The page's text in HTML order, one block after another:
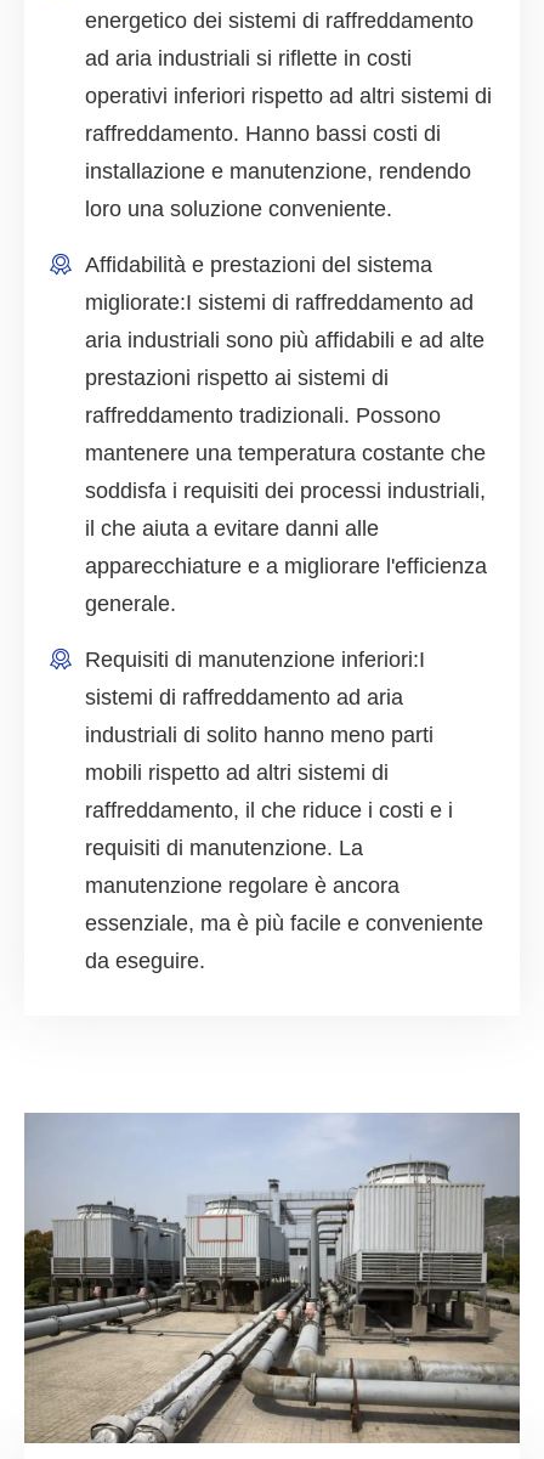
energetico dei sistemi di raffreddamento
ad aria industriali si riflette in costi
operativi inferiori rispetto ad altri sistemi di
raffreddamento. Hanno bassi costi di
installazione e manutenzione, rendendo
loro una soluzione conveniente.
Affidabilità e prestazioni del sistema
migliorate:I sistemi di raffreddamento ad
aria industriali sono più affidabili e ad alte
prestazioni rispetto ai sistemi di
raffreddamento tradizionali. Possono
mantenere una temperatura costante che
soddisfa i requisiti dei processi industriali,
il che aiuta a evitare danni alle
apparecchiature e a migliorare l'efficienza
generale.
Requisiti di manutenzione inferiori:I
sistemi di raffreddamento ad aria
industriali di solito hanno meno parti
mobili rispetto ad altri sistemi di
raffreddamento, il che riduce i costi e i
requisiti di manutenzione. La
manutenzione regolare è ancora
essenziale, ma è più facile e conveniente
da eseguire.